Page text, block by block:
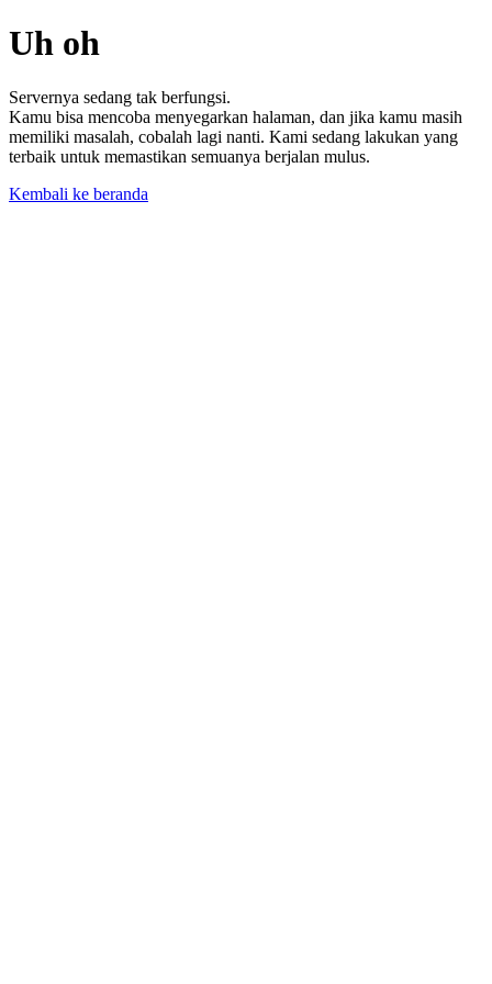
Uh oh
Servernya sedang tak berfungsi.
Kamu bisa mencoba menyegarkan halaman, dan jika kamu masih
memiliki masalah, cobalah lagi nanti. Kami sedang lakukan yang
terbaik untuk memastikan semuanya berjalan mulus.
Kembali ke beranda